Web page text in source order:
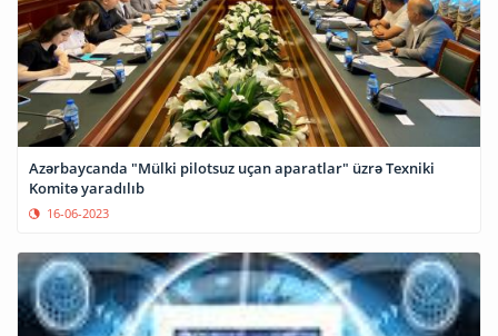
Azərbaycanda "Mülki pilotsuz uçan aparatlar" üzrə Texniki
Komitə yaradılıb
16-06-2023